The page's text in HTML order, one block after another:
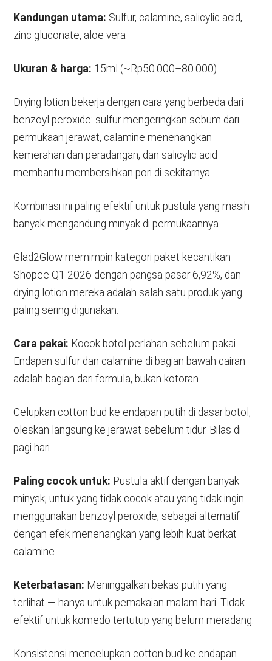
Kandungan utama: Sulfur, calamine, salicylic acid,
zinc gluconate, aloe vera
Ukuran & harga: 15ml (~Rp50.000–80.000)
Drying lotion bekerja dengan cara yang berbeda dari
benzoyl peroxide: sulfur mengeringkan sebum dari
permukaan jerawat, calamine menenangkan
kemerahan dan peradangan, dan salicylic acid
membantu membersihkan pori di sekitarnya.
Kombinasi ini paling efektif untuk pustula yang masih
banyak mengandung minyak di permukaannya.
Glad2Glow memimpin kategori paket kecantikan
Shopee Q1 2026 dengan pangsa pasar 6,92%, dan
drying lotion mereka adalah salah satu produk yang
paling sering digunakan.
Cara pakai: Kocok botol perlahan sebelum pakai.
Endapan sulfur dan calamine di bagian bawah cairan
adalah bagian dari formula, bukan kotoran.
Celupkan cotton bud ke endapan putih di dasar botol,
oleskan langsung ke jerawat sebelum tidur. Bilas di
pagi hari.
Paling cocok untuk: Pustula aktif dengan banyak
minyak; untuk yang tidak cocok atau yang tidak ingin
menggunakan benzoyl peroxide; sebagai alternatif
dengan efek menenangkan yang lebih kuat berkat
calamine.
Keterbatasan: Meninggalkan bekas putih yang
terlihat — hanya untuk pemakaian malam hari. Tidak
efektif untuk komedo tertutup yang belum meradang.
Konsistensi mencelupkan cotton bud ke endapan